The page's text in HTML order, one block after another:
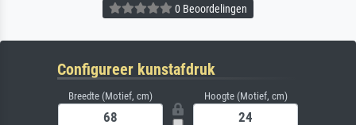
0 Beoordelingen
Configureer kunstafdruk
Breedte (Motief, cm) Hoogte (Motief, cm)